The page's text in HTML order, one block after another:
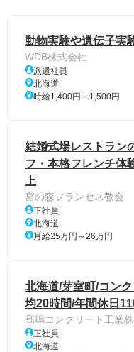
動物実験や遺伝子実
WDB株式会社
派遣社員
北海道
時給1,400円～1,500円
結婚式場レストラン
フ・本格フレンチ体
上
宮の森フランセス教会
正社員
北海道
月給25万円～26万円
北海道/芽室町/コン
均20時間/年間休日
髙嶋コンクリート工業
正社員
北海道